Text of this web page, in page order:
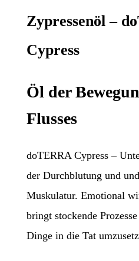
Zypressenöl –
Cypress
Öl der
Flusses
doTERRA Cypress –
der Durchblutung und
Muskulatur. Emotional
bringt stockende
Dinge in die Tat